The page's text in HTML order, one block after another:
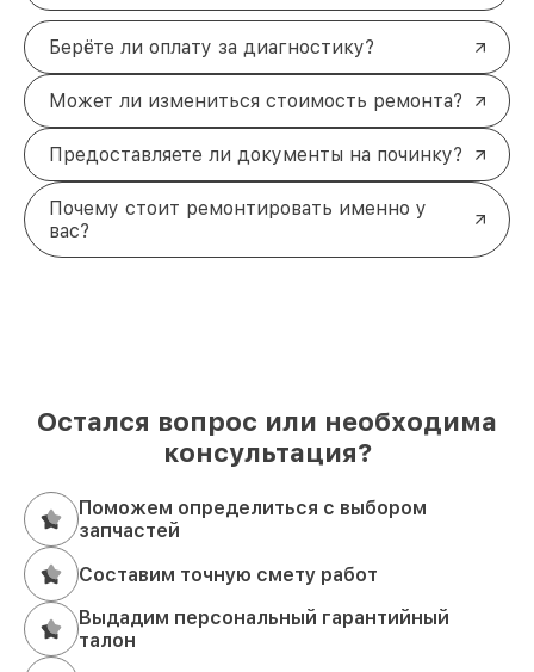
Берёте ли оплату за диагностику?
Может ли измениться стоимость ремонта?
Предоставляете ли документы на починку?
Почему стоит ремонтировать именно у
вас?
Остался вопрос или необходима
консультация?
Поможем определиться с выбором
запчастей
Составим точную смету работ
Выдадим персональный гарантийный
талон